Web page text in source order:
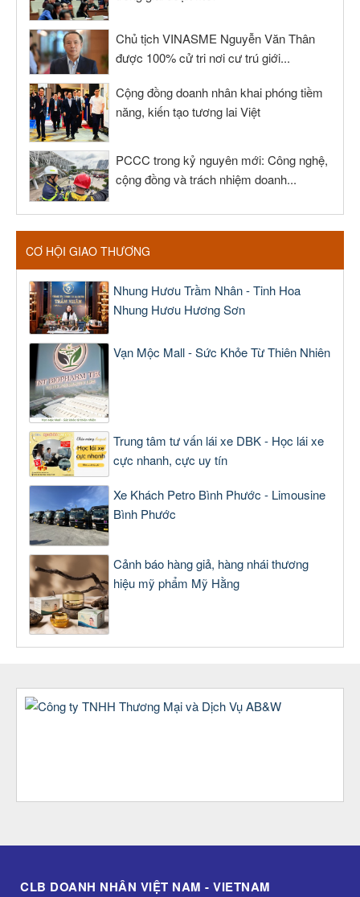
Chủ tịch VINASME Nguyễn Văn Thân
được 100% cử tri nơi cư trú giới...
Cộng đồng doanh nhân khai phóng tiềm
năng, kiến tạo tương lai Việt
PCCC trong kỷ nguyên mới: Công nghệ,
cộng đồng và trách nhiệm doanh...
CƠ HỘI GIAO THƯƠNG
Nhung Hươu Trầm Nhân - Tinh Hoa
Nhung Hươu Hương Sơn
Vạn Mộc Mall - Sức Khỏe Từ Thiên Nhiên
Trung tâm tư vấn lái xe DBK - Học lái xe
cực nhanh, cực uy tín
Xe Khách Petro Bình Phước - Limousine
Bình Phước
Cảnh báo hàng giả, hàng nhái thương
hiệu mỹ phẩm Mỹ Hằng
CLB DOANH NHÂN VIỆT NAM - VIETNAM